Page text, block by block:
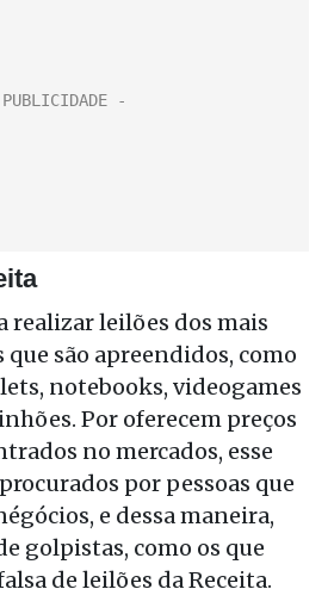
realizar leilões dos mais
são apreendidos, como
notebooks, videogames
Por oferecem preços
no mercados, esse
por pessoas que
e dessa maneira,
golpistas, como os que
de leilões da Receita.